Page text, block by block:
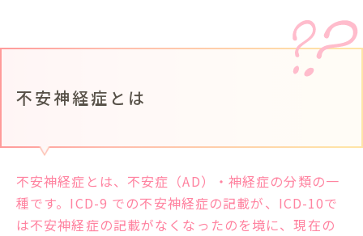
不安神経症とは
不安神経症とは、不安症（AD）・神経症の分類の一
種です。ICD-9 での不安神経症の記載が、ICD-10で
は不安神経症の記載がなくなったのを境に、現在の